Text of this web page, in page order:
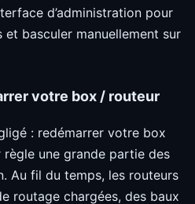
d’administration pour
et basculer manuellement sur
votre box / routeur
: redémarrer votre box
une grande partie des
Au fil du temps, les routeurs
routage chargées, des baux